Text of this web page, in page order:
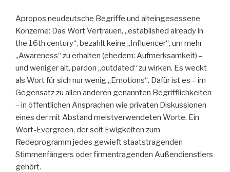
Apropos neudeutsche Begriffe und alteingesessene
Konzerne: Das Wort Vertrauen, „established already in
the 16th century“, bezahlt keine „Influencer“, um mehr
„Awareness“ zu erhalten (ehedem: Aufmerksamkeit) –
und weniger alt, pardon „outdated“ zu wirken. Es weckt
als Wort für sich nur wenig „Emotions“. Dafür ist es – im
Gegensatz zu allen anderen genannten Begrifflichkeiten
– in öffentlichen Ansprachen wie privaten Diskussionen
eines der mit Abstand meistverwendeten Worte. Ein
Wort-Evergreen, der seit Ewigkeiten zum
Redeprogramm jedes gewieft staatstragenden
Stimmenfängers oder firmentragenden Außendienstlers
gehört.